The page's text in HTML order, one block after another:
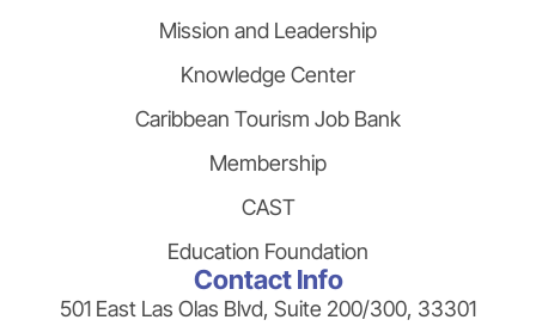
Mission and Leadership
Knowledge Center
Caribbean Tourism Job Bank
Membership
CAST
Education Foundation
Contact Info
501 East Las Olas Blvd, Suite 200/300, 33301